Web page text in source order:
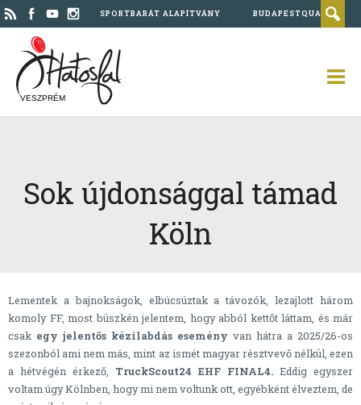
SPORTBARÁT ALAPÍTVÁNY BUDAPESTQUAD
VESZPRÉM
Sok újdonsággal támad
Köln
Lementek a bajnokságok, elbúcsúztak a távozók, lezajlott három
komoly FF, most büszkén jelentem, hogy abból kettőt láttam, és már
csak egy jelentős kézilabdás esemény van hátra a 2025/26-os
szezonból ami nem más, mint az ismét magyar résztvevő nélkül, ezen
a hétvégén érkező, TruckScout24 EHF FINAL4. Eddig egyszer
voltam úgy Kölnben, hogy mi nem voltunk ott, egyébként élveztem, de